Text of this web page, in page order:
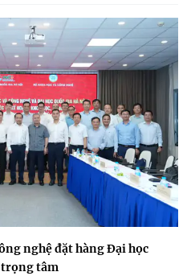
nghệ đặt hàng Đại học
trọng tâm